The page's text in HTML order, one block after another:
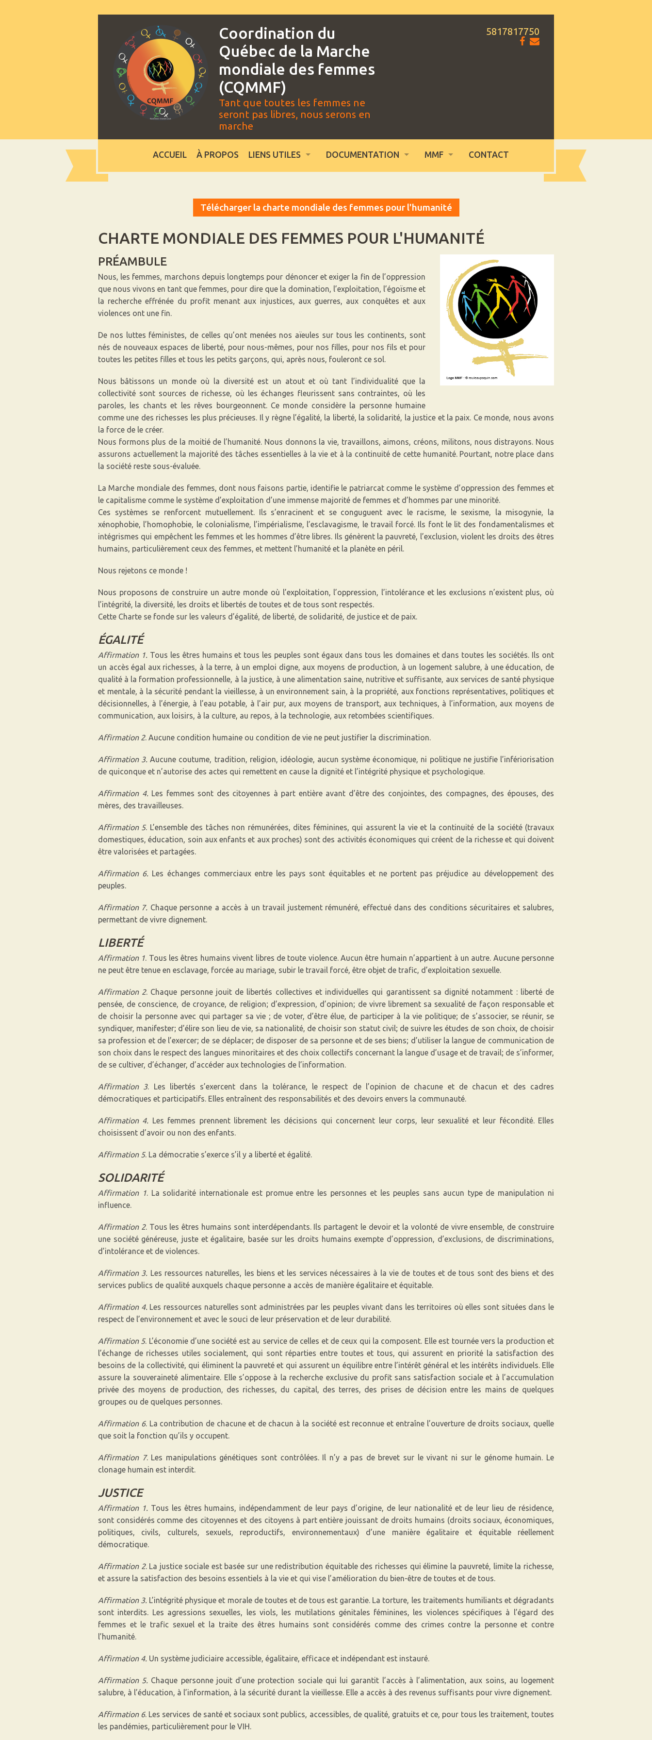
Coordination du
Québec de la Marche
mondiale des femmes
(CQMMF)
Tant que toutes les femmes ne
seront pas libres, nous serons en
marche
5817817750
ACCUEIL À PROPOS LIENS UTILES DOCUMENTATION MMF CONTACT
Télécharger la charte mondiale des femmes pour l'humanité
CHARTE MONDIALE DES FEMMES POUR L'HUMANITÉ
PRÉAMBULE
Nous, les femmes, marchons depuis longtemps pour dénoncer et exiger la fin de l’oppression
que nous vivons en tant que femmes, pour dire que la domination, l’exploitation, l’égoïsme et
la recherche effrénée du profit menant aux injustices, aux guerres, aux conquêtes et aux
violences ont une fin.
De nos luttes féministes, de celles qu’ont menées nos aïeules sur tous les continents, sont
nés de nouveaux espaces de liberté, pour nous-mêmes, pour nos filles, pour nos fils et pour
toutes les petites filles et tous les petits garçons, qui, après nous, fouleront ce sol.
Nous bâtissons un monde où la diversité est un atout et où tant l’individualité que la
collectivité sont sources de richesse, où les échanges fleurissent sans contraintes, où les
paroles, les chants et les rêves bourgeonnent. Ce monde considère la personne humaine
comme une des richesses les plus précieuses. Il y règne l’égalité, la liberté, la solidarité, la justice et la paix. Ce monde, nous avons
la force de le créer.
Nous formons plus de la moitié de l’humanité. Nous donnons la vie, travaillons, aimons, créons, militons, nous distrayons. Nous
assurons actuellement la majorité des tâches essentielles à la vie et à la continuité de cette humanité. Pourtant, notre place dans
la société reste sous-évaluée.
La Marche mondiale des femmes, dont nous faisons partie, identifie le patriarcat comme le système d’oppression des femmes et
le capitalisme comme le système d’exploitation d’une immense majorité de femmes et d’hommes par une minorité.
Ces systèmes se renforcent mutuellement. Ils s’enracinent et se conguguent avec le racisme, le sexisme, la misogynie, la
xénophobie, l’homophobie, le colonialisme, l’impérialisme, l’esclavagisme, le travail forcé. Ils font le lit des fondamentalismes et
intégrismes qui empêchent les femmes et les hommes d’être libres. Ils génèrent la pauvreté, l’exclusion, violent les droits des êtres
humains, particulièrement ceux des femmes, et mettent l’humanité et la planète en péril.
Nous rejetons ce monde !
Nous proposons de construire un autre monde où l’exploitation, l’oppression, l’intolérance et les exclusions n’existent plus, où
l’intégrité, la diversité, les droits et libertés de toutes et de tous sont respectés.
Cette Charte se fonde sur les valeurs d’égalité, de liberté, de solidarité, de justice et de paix.
ÉGALITÉ
Affirmation 1.Tous les êtres humains et tous les peuples sont égaux dans tous les domaines et dans toutes les sociétés. Ils ont
un accès égal aux richesses, à la terre, à un emploi digne, aux moyens de production, à un logement salubre, à une éducation, de
qualité à la formation professionnelle, à la justice, à une alimentation saine, nutritive et suffisante, aux services de santé physique
et mentale, à la sécurité pendant la vieillesse, à un environnement sain, à la propriété, aux fonctions représentatives, politiques et
décisionnelles, à l’énergie, à l’eau potable, à l’air pur, aux moyens de transport, aux techniques, à l’information, aux moyens de
communication, aux loisirs, à la culture, au repos, à la technologie, aux retombées scientifiques.
Affirmation 2. Aucune condition humaine ou condition de vie ne peut justifier la discrimination.
Affirmation 3. Aucune coutume, tradition, religion, idéologie, aucun système économique, ni politique ne justifie l’infériorisation
de quiconque et n’autorise des actes qui remettent en cause la dignité et l’intégrité physique et psychologique.
Affirmation 4.Les femmes sont des citoyennes à part entière avant d’être des conjointes, des compagnes, des épouses, des
mères, des travailleuses.
Affirmation 5. L’ensemble des tâches non rémunérées, dites féminines, qui assurent la vie et la continuité de la société (travaux
domestiques, éducation, soin aux enfants et aux proches) sont des activités économiques qui créent de la richesse et qui doivent
être valorisées et partagées.
Affirmation 6. Les échanges commerciaux entre les pays sont équitables et ne portent pas préjudice au développement des
peuples.
Affirmation 7. Chaque personne a accès à un travail justement rémunéré, effectué dans des conditions sécuritaires et salubres,
permettant de vivre dignement.
LIBERTÉ
Affirmation 1. Tous les êtres humains vivent libres de toute violence. Aucun être humain n’appartient à un autre. Aucune personne
ne peut être tenue en esclavage, forcée au mariage, subir le travail forcé, être objet de trafic, d’exploitation sexuelle.
Affirmation 2. Chaque personne jouit de libertés collectives et individuelles qui garantissent sa dignité notamment : liberté de
pensée, de conscience, de croyance, de religion; d’expression, d’opinion; de vivre librement sa sexualité de façon responsable et
de choisir la personne avec qui partager sa vie ; de voter, d’être élue, de participer à la vie politique; de s’associer, se réunir, se
syndiquer, manifester; d’élire son lieu de vie, sa nationalité, de choisir son statut civil; de suivre les études de son choix, de choisir
sa profession et de l’exercer; de se déplacer; de disposer de sa personne et de ses biens; d’utiliser la langue de communication de
son choix dans le respect des langues minoritaires et des choix collectifs concernant la langue d’usage et de travail; de s’informer,
de se cultiver, d’échanger, d’accéder aux technologies de l’information.
Affirmation 3. Les libertés s’exercent dans la tolérance, le respect de l’opinion de chacune et de chacun et des cadres
démocratiques et participatifs. Elles entraînent des responsabilités et des devoirs envers la communauté.
Affirmation 4. Les femmes prennent librement les décisions qui concernent leur corps, leur sexualité et leur fécondité. Elles
choisissent d’avoir ou non des enfants.
Affirmation 5. La démocratie s’exerce s’il y a liberté et égalité.
SOLIDARITÉ
Affirmation 1. La solidarité internationale est promue entre les personnes et les peuples sans aucun type de manipulation ni
influence.
Affirmation 2. Tous les êtres humains sont interdépendants. Ils partagent le devoir et la volonté de vivre ensemble, de construire
une société généreuse, juste et égalitaire, basée sur les droits humains exempte d’oppression, d’exclusions, de discriminations,
d’intolérance et de violences.
Affirmation 3. Les ressources naturelles, les biens et les services nécessaires à la vie de toutes et de tous sont des biens et des
services publics de qualité auxquels chaque personne a accès de manière égalitaire et équitable.
Affirmation 4.Les ressources naturelles sont administrées par les peuples vivant dans les territoires où elles sont situées dans le
respect de l’environnement et avec le souci de leur préservation et de leur durabilité.
Affirmation 5. L’économie d’une société est au service de celles et de ceux qui la composent. Elle est tournée vers la production et
l’échange de richesses utiles socialement, qui sont réparties entre toutes et tous, qui assurent en priorité la satisfaction des
besoins de la collectivité, qui éliminent la pauvreté et qui assurent un équilibre entre l’intérêt général et les intérêts individuels. Elle
assure la souveraineté alimentaire. Elle s’oppose à la recherche exclusive du profit sans satisfaction sociale et à l’accumulation
privée des moyens de production, des richesses, du capital, des terres, des prises de décision entre les mains de quelques
groupes ou de quelques personnes.
Affirmation 6. La contribution de chacune et de chacun à la société est reconnue et entraîne l’ouverture de droits sociaux, quelle
que soit la fonction qu’ils y occupent.
Affirmation 7. Les manipulations génétiques sont contrôlées. Il n’y a pas de brevet sur le vivant ni sur le génome humain. Le
clonage humain est interdit.
JUSTICE
Affirmation 1.Tous les êtres humains, indépendamment de leur pays d’origine, de leur nationalité et de leur lieu de résidence,
sont considérés comme des citoyennes et des citoyens à part entière jouissant de droits humains (droits sociaux, économiques,
politiques, civils, culturels, sexuels, reproductifs, environnementaux) d’une manière égalitaire et équitable réellement
démocratique.
Affirmation 2. La justice sociale est basée sur une redistribution équitable des richesses qui élimine la pauvreté, limite la richesse,
et assure la satisfaction des besoins essentiels à la vie et qui vise l’amélioration du bien-être de toutes et de tous.
Affirmation 3. L’intégrité physique et morale de toutes et de tous est garantie. La torture, les traitements humiliants et dégradants
sont interdits. Les agressions sexuelles, les viols, les mutilations génitales féminines, les violences spécifiques à l’égard des
femmes et le trafic sexuel et la traite des êtres humains sont considérés comme des crimes contre la personne et contre
l’humanité.
Affirmation 4. Un système judiciaire accessible, égalitaire, efficace et indépendant est instauré.
Affirmation 5. Chaque personne jouit d’une protection sociale qui lui garantit l’accès à l’alimentation, aux soins, au logement
salubre, à l’éducation, à l’information, à la sécurité durant la vieillesse. Elle a accès à des revenus suffisants pour vivre dignement.
Affirmation 6. Les services de santé et sociaux sont publics, accessibles, de qualité, gratuits et ce, pour tous les traitement, toutes
les pandémies, particulièrement pour le VIH.